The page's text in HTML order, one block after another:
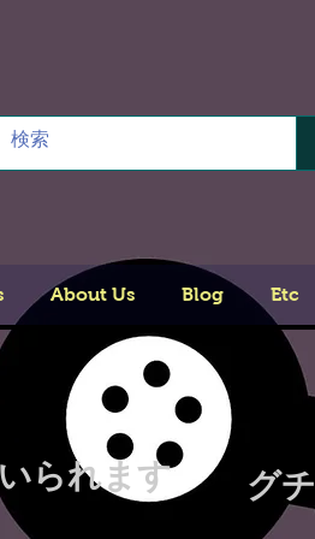
About Us Blog Etc
られます グチ